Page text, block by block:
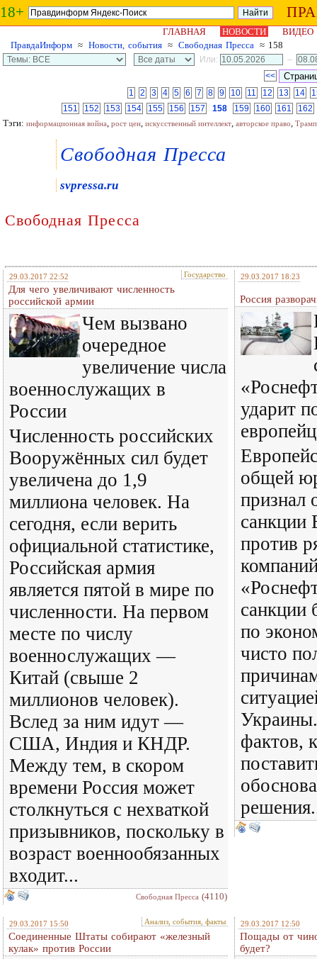
18+
ГЛАВНАЯ НОВОСТИ
ВИДЕО
ПравдаИнформ ≈ Новости, события ≈ Свободная Пресса ≈ 158
Или:
–
<<
1
2 3 4 5 6 7 8 9 10 11 12 13 14
151
152 153 154 155 156 157 158 159 160 161 162
Тэги: информационная война, рост цен, искусственный интеллект, авторское право, Трамп
Свободная Пресса
svpressa.ru
Свободная Пресса
29.03.2017 22:52 Государство
Для чего увеличивают численность
российской армии
Чем вызвано
очередное
увеличение числа
военнослужащих в
России
Численность российских
Вооружённых сил будет
увеличена до 1,9
миллиона человек. На
сегодня, если верить
официальной статистике,
Российская армия
является пятой в мире по
численности. На первом
месте по числу
военнослужащих —
Китай (свыше 2
миллионов человек).
Вслед за ним идут —
США, Индия и КНДР.
Между тем, в скором
времени Россия может
столкнуться с нехваткой
призывников, поскольку в
возраст военнообязанных
входит...
Свободная Пресса (4110)
29.03.2017 18:23
Россия
ударит
общей
признал
санкции
против
санкции
по
чисто
фактов,
29.03.2017 15:50 Анализ, события, факты
Соединенные Штаты собирают «железный
кулак» против России
29.03.2017 12:50
Пощады от
будет?